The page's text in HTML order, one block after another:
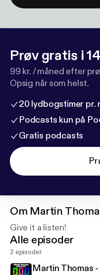
Prøv gratis i
99 kr. / måned efter
Opsig når som helst.
20 lydbogstimer pr.
Podcasts kun på
Gratis podcasts
Om Martin
Give it a listen!
Alle episoder
2 episoder
Martin Thomas